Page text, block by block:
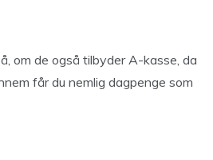
om de også tilbyder A-kasse, da
får du nemlig dagpenge som